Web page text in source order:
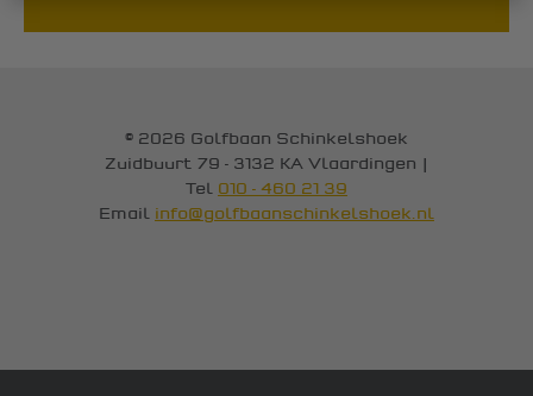
© 2026 Golfbaan Schinkelshoek
Zuidbuurt 79 - 3132 KA Vlaardingen |
Tel 010 - 460 21 39
Email info@golfbaanschinkelshoek.nl